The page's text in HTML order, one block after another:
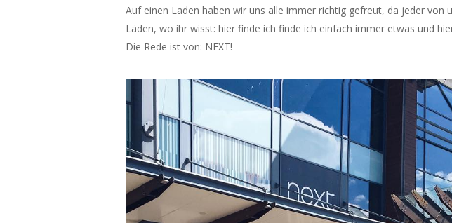
Auf einen Laden haben wir uns alle immer richtig gefreut, da jeder von
Läden, wo ihr wisst: hier finde ich finde ich einfach immer etwas und
Die Rede ist von: NEXT!